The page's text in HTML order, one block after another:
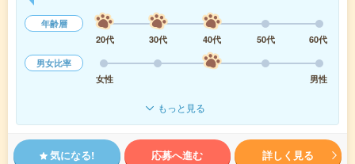
年齢層
20代
30代 40代 50代
60代
男女比率
女性
男性
もっと見る
気になる! 応募へ進む 詳しく見る